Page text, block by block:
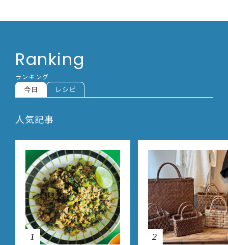
Ranking
ランキング
今日 レシピ
人気記事
1 2